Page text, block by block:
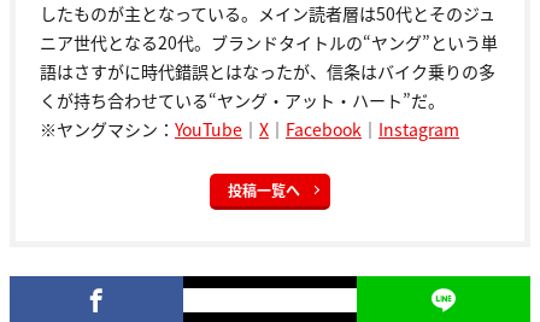
したものが主となっている。メイン読者層は50代とそのジュ
ニア世代となる20代。ブランドタイトルの“ヤング”という単
語はさすがに時代錯誤とはなったが、信条はバイク乗りの多
くが持ち合わせている“ヤング・アット・ハート”だ。
※ヤングマシン： YouTube ｜ X ｜ Facebook ｜ Instagram
投稿一覧へ